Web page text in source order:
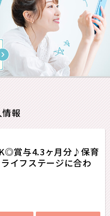
報
賞与4.3ヶ月分♪保育
イフステージに合わ